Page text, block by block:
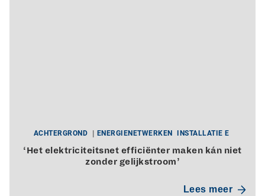
ACHTERGROND ENERGIENETWERKEN INSTALLATIE E
‘Het elektriciteitsnet efficiënter maken kán niet
zonder gelijkstroom’
Lees meer